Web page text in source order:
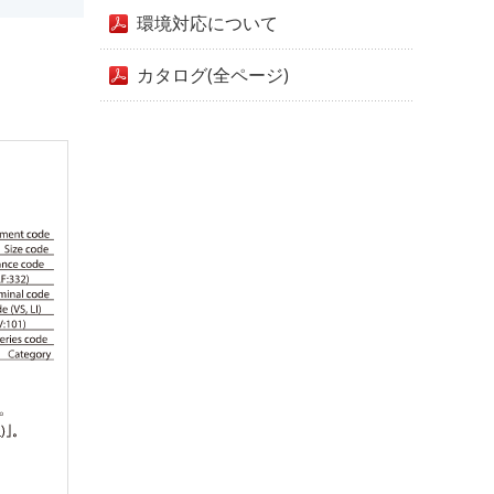
環境対応について
カタログ(全ページ)